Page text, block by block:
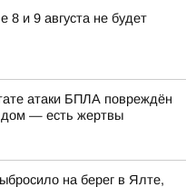
8 и 9 августа не будет
атаки БПЛА повреждён
дом — есть жертвы
на берег в Ялте,